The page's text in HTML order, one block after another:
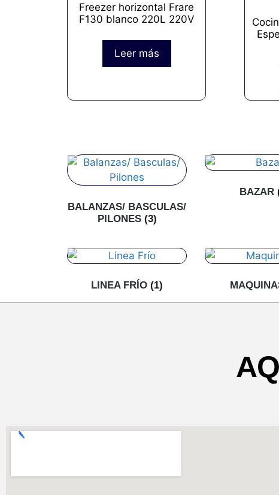
Freezer horizontal Frare
F130 blanco 220L 220V
Leer más
BALANZAS/ BASCULAS/
PILONES (3)
BAZAR
LINEA FRÍO (1)